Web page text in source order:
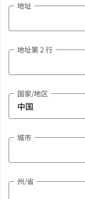
地址
地址第 2 行
国家/地区
城市
州/省